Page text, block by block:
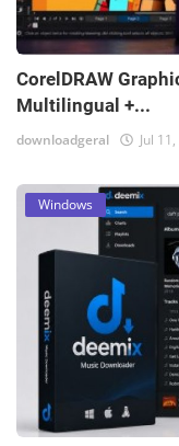
CorelDRAW
Multilingual +...
downloadgeral Jul
Windows